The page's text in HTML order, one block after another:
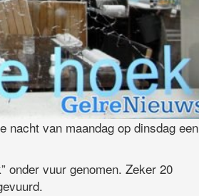
nacht van maandag op dinsdag een
onder vuur genomen. Zeker 20